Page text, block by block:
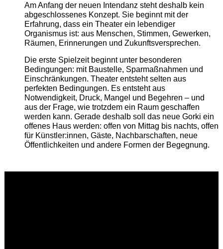
Am Anfang der neuen Intendanz steht deshalb kein
abgeschlossenes Konzept. Sie beginnt mit der
Erfahrung, dass ein Theater ein lebendiger
Organismus ist: aus Menschen, Stimmen, Gewerken,
Räumen, Erinnerungen und Zukunftsversprechen.
Die erste Spielzeit beginnt unter besonderen
Bedingungen: mit Baustelle, Sparmaßnahmen und
Einschränkungen. Theater entsteht selten aus
perfekten Bedingungen. Es entsteht aus
Notwendigkeit, Druck, Mangel und Begehren – und
aus der Frage, wie trotzdem ein Raum geschaffen
werden kann. Gerade deshalb soll das neue Gorki ein
offenes Haus werden: offen von Mittag bis nachts, offen
für Künstler:innen, Gäste, Nachbarschaften, neue
Öffentlichkeiten und andere Formen der Begegnung.